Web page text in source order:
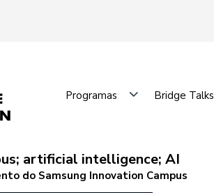
Programas Bridge Talks
artificial intelligence; AI
do Samsung Innovation Campus